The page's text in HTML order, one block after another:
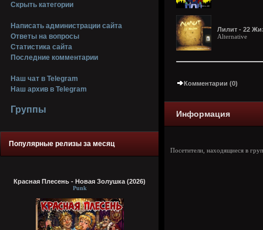
Скрыть категории
Написать администрации сайта
Ответы на вопросы
Статистика сайта
Последние комментарии
Наш чат в Telegram
Наш архив в Telegram
Группы
Популярные релизы за месяц
Красная Плесень - Новая Золушка (2026)
Punk
Лилит - 22
Alternative
Комментарии (0)
Информация
Посетители, находящиеся в